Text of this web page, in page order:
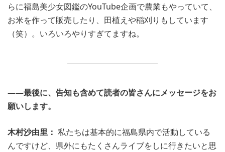
らに福島美少女図鑑のYouTube企画で農業もやっていて、
お米を作って販売したり、田植えや稲刈りもしています
（笑）。いろいろやりすぎてますね。
――最後に、告知も含めて読者の皆さんにメッセージをお
願いします。
木村沙由里： 私たちは基本的に福島県内で活動している
んですけど、県外にもたくさんライブをしに行きたいと思